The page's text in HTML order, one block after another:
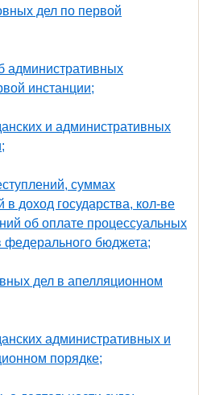
дел по первой
административных
инстанции;
и административных
суммах
доход государства, кол-ве
об оплате процессуальных
федерального бюджета;
дел в апелляционном
административных и
порядке;